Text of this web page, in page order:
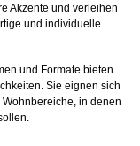
Akzente und verleihen
und individuelle
und Formate bieten
Sie eignen sich
in denen